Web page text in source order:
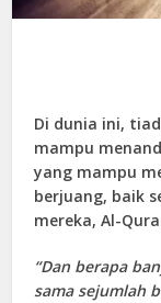
Di dunia ini,
mampu
yang mampu
berjuang, baik
mereka, Al-
“Dan berapa
sama sejumlah